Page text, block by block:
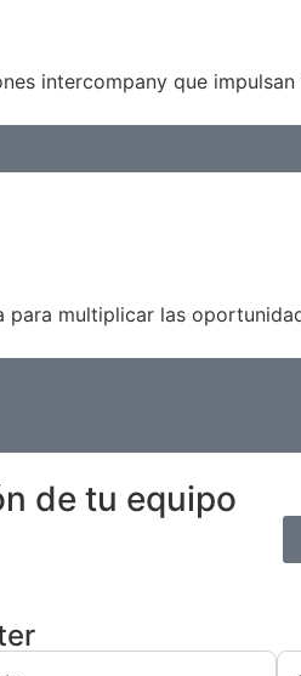
intercompany que
para multiplicar las
de tu equipo